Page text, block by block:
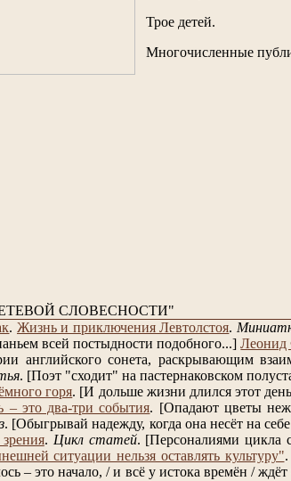
Трое детей.
Многочисленные
СЛОВЕСНОСТИ"
. Жизнь и приключения Левтолстоя.
всей постыдности подобного...] Леонид
английского сонета, раскрывающим
. [Поэт "сходит" на пастернаковском
горя. [И дольше жизни длился этот
– это два-три события. [Опадают цветы
. [Обыгрывай надежду, когда она несёт на
. Цикл статей. [Персоналиями цикла
ситуации нельзя оставлять культуру".
– это начало, / и всё у истока времён /